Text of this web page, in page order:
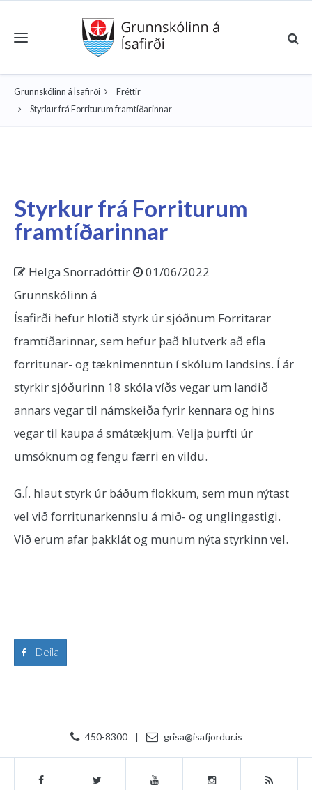
Toggle navigation
Grunnskólinn á Ísafirði
Fréttir
Styrkur frá Forriturum framtíðarinnar
Styrkur frá Forriturum
framtíðarinnar
Helga Snorradóttir
01/06/2022
Grunnskólinn á
Ísafirði hefur hlotið styrk úr sjóðnum Forritarar
framtíðarinnar, sem hefur það hlutverk að efla
forritunar- og tæknimenntun í skólum landsins. Í ár
styrkir sjóðurinn 18 skóla víðs vegar um landið
annars vegar til námskeiða fyrir kennara og hins
vegar til kaupa á smátækjum. Velja þurfti úr
umsóknum og fengu færri en vildu.
G.Í. hlaut styrk úr báðum flokkum, sem mun nýtast
vel við forritunarkennslu á mið- og unglingastigi.
Við erum afar þakklát og munum nýta styrkinn vel.
Deila
450-8300 | grisa@isafjordur.is